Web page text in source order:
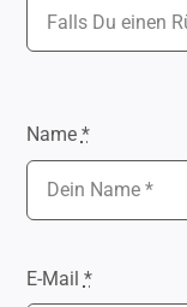
Name *
E-Mail *